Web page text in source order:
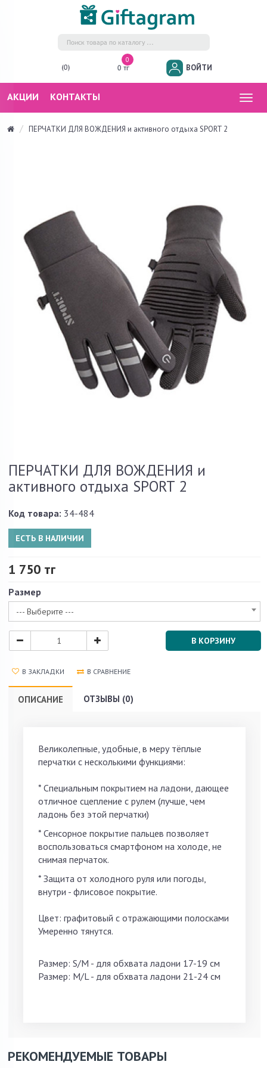
(0)
0
0 тг
ВОЙТИ
АКЦИИ КОНТАКТЫ
ПЕРЧАТКИ ДЛЯ ВОЖДЕНИЯ и активного отдыха SPORT 2
ПЕРЧАТКИ ДЛЯ ВОЖДЕНИЯ и
активного отдыха SPORT 2
Код товара: 34-484
ЕСТЬ В НАЛИЧИИ
1 750 тг
Размер
--- Выберите ---
В КОРЗИНУ
В ЗАКЛАДКИ В СРАВНЕНИЕ
ОПИСАНИЕ ОТЗЫВЫ (0)
Великолепные, удобные, в меру тёплые
перчатки с несколькими функциями:
* Специальным покрытием на ладони, дающее
отличное сцепление с рулем (лучше, чем
ладонь без этой перчатки)
* Сенсорное покрытие пальцев позволяет
воспользоваться смартфоном на холоде, не
снимая перчаток.
* Защита от холодного руля или погоды,
внутри - флисовое покрытие.
Цвет: графитовый с отражающими полосками
Умеренно тянутся.
Размер: S/M - для обхвата ладони 17-19 см
Размер: M/L - для обхвата ладони 21-24 см
РЕКОМЕНДУЕМЫЕ ТОВАРЫ